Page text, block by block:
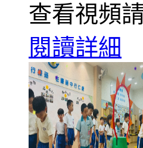
查看視頻
閱讀詳細